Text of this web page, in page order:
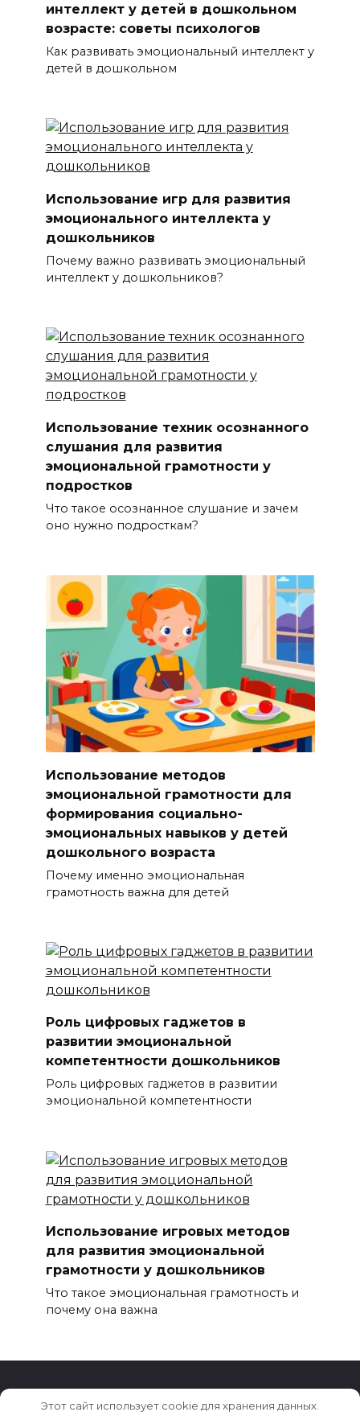
интеллект у детей в дошкольном
возрасте: советы психологов
Как развивать эмоциональный интеллект у
детей в дошкольном
Использование игр для развития
эмоционального интеллекта у
дошкольников
Почему важно развивать эмоциональный
интеллект у дошкольников?
Использование техник осознанного
слушания для развития
эмоциональной грамотности у
подростков
Что такое осознанное слушание и зачем
оно нужно подросткам?
Использование методов
эмоциональной грамотности для
формирования социально-
эмоциональных навыков у детей
дошкольного возраста
Почему именно эмоциональная
грамотность важна для детей
Роль цифровых гаджетов в
развитии эмоциональной
компетентности дошкольников
Роль цифровых гаджетов в развитии
эмоциональной компетентности
Использование игровых методов
для развития эмоциональной
грамотности у дошкольников
Что такое эмоциональная грамотность и
почему она важна
© 2026 Семья и Дети
Этот сайт использует cookie для хранения данных.